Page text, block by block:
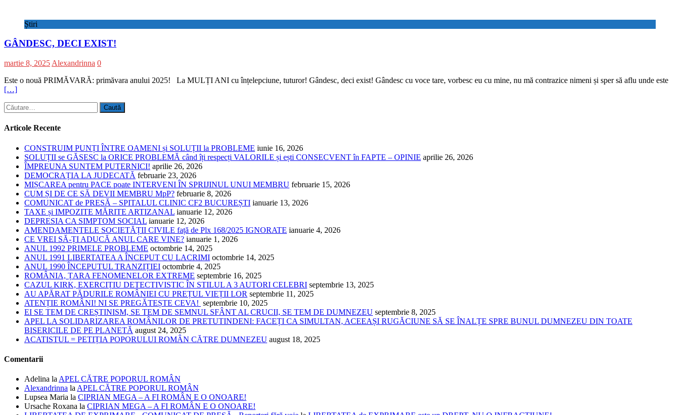
Știri
GÂNDESC, DECI EXIST!
martie 8, 2025 Alexandrinna 0
Este o nouă PRIMĂVARĂ: primăvara anului 2025! La MULȚI ANI cu înțelepciune, tuturor! Gândesc, deci exist! Gândesc cu voce tare, vorbesc eu cu mine, nu mă contrazice nimeni și sper să aflu unde este
[…]
Caută
după:
Articole Recente
CONSTRUIM PUNȚI ÎNTRE OAMENI și SOLUȚII la PROBLEME iunie 16, 2026
SOLUȚII se GĂSESC la ORICE PROBLEMĂ când îți respecți VALORILE și ești CONSECVENT în FAPTE – OPINIE aprilie 26, 2026
ÎMPREUNA SUNTEM PUTERNICI! aprilie 26, 2026
DEMOCRAȚIA LA JUDECATĂ februarie 23, 2026
MIȘCAREA pentru PACE poate INTERVENI ÎN SPRIJINUL UNUI MEMBRU februarie 15, 2026
CUM ȘI DE CE SĂ DEVII MEMBRU MpP? februarie 8, 2026
COMUNICAT de PRESĂ – SPITALUL CLINIC CF2 BUCUREȘTI ianuarie 13, 2026
TAXE și IMPOZITE MĂRITE ARTIZANAL ianuarie 12, 2026
DEPRESIA CA SIMPTOM SOCIAL ianuarie 12, 2026
AMENDAMENTELE SOCIETĂȚII CIVILE față de Plx 168/2025 IGNORATE ianuarie 4, 2026
CE VREI SĂ-ȚI ADUCĂ ANUL CARE VINE? ianuarie 1, 2026
ANUL 1992 PRIMELE PROBLEME octombrie 14, 2025
ANUL 1991 LIBERTATEA A ÎNCEPUT CU LACRIMI octombrie 14, 2025
ANUL 1990 ÎNCEPUTUL TRANZIȚIEI octombrie 4, 2025
ROMÂNIA, ȚARA FENOMENELOR EXTREME septembrie 16, 2025
CAZUL KIRK, EXERCIȚIU DETECTIVISTIC ÎN STILUL A 3 AUTORI CELEBRI septembrie 13, 2025
AU APĂRAT PĂDURILE ROMÂNIEI CU PREȚUL VIEȚII LOR septembrie 11, 2025
ATENȚIE ROMÂNI! NI SE PREGĂTEȘTE CEVA! septembrie 10, 2025
EI SE TEM DE CREȘTINISM, SE TEM DE SEMNUL SFÂNT AL CRUCII, SE TEM DE DUMNEZEU septembrie 8, 2025
APEL LA SOLIDARIZAREA ROMÂNILOR DE PRETUTINDENI: FACEȚI CA SIMULTAN, ACEEAȘI RUGĂCIUNE SĂ SE ÎNALȚE SPRE BUNUL DUMNEZEU DIN TOATE
BISERICILE DE PE PLANETĂ august 24, 2025
ACATISTUL = PETIȚIA POPORULUI ROMÂN CĂTRE DUMNEZEU august 18, 2025
Comentarii
Adelina la APEL CĂTRE POPORUL ROMÂN
Alexandrinna la APEL CĂTRE POPORUL ROMÂN
Lupsea Maria la CIPRIAN MEGA – A FI ROMÂN E O ONOARE!
Ursache Roxana la CIPRIAN MEGA – A FI ROMÂN E O ONOARE!